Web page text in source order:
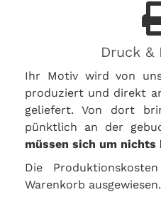
Druck &
Ihr Motiv wird von
produziert und direkt
geliefert. Von dort
pünktlich an der
müssen sich um nichts
Die
Warenkorb ausgewiesen.